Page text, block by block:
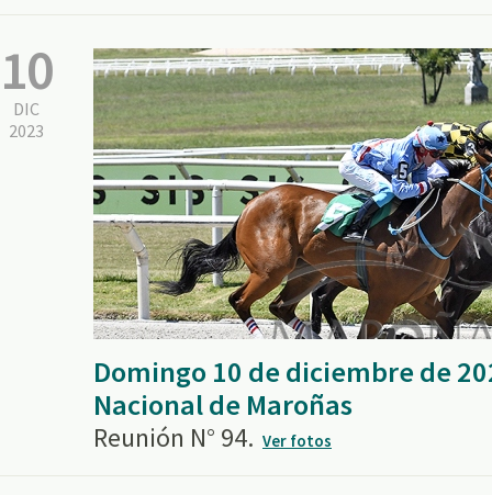
10
DIC
2023
Domingo 10 de diciembre de
Nacional de Maroñas
Reunión N° 94. Ver fotos